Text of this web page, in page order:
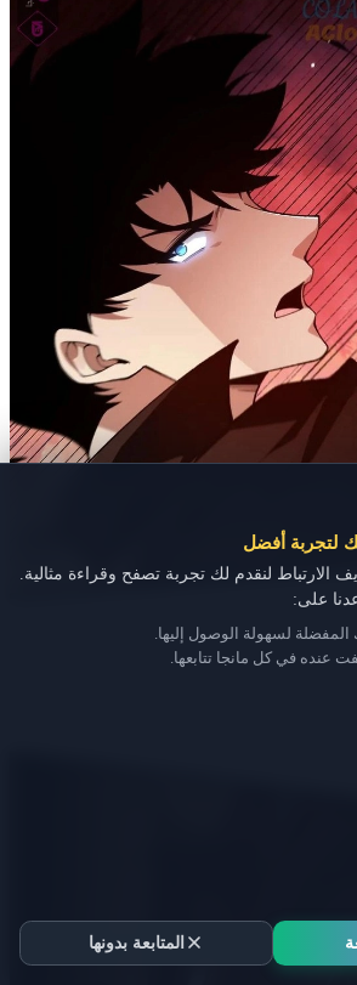
لتجربة أفضل
الارتباط لنقدم لك تجربة تصفح وقراءة مثالية.
على:
لسهولة الوصول إليها.
عنده في كل مانجا تتابعها.
المتابعة بدونها